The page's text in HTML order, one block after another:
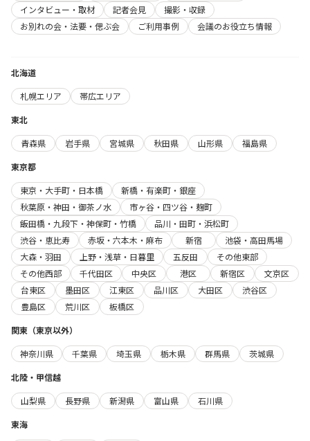
インタビュー・取材
記者会見
撮影・収録
お別れの会・法要・偲ぶ会
ご利用事例 会議のお役立ち情報
北海道
札幌エリア
帯広エリア
東北
青森県
岩手県 宮城県 秋田県 山形県
福島県
東京都
東京・大手町・日本橋
新橋・有楽町・銀座
秋葉原・神田・御茶ノ水
市ヶ谷・四ツ谷・麹町
飯田橋・九段下・神保町・竹橋
品川・田町・浜松町
渋谷・恵比寿
赤坂・六本木・麻布 新宿
池袋・高田馬場
大森・羽田
上野・浅草・日暮里 五反田
その他東部
その他西部
千代田区 中央区 港区 新宿区
文京区
台東区
墨田区 江東区 品川区 大田区
渋谷区
豊島区
荒川区
板橋区
関東（東京以外）
神奈川県
千葉県 埼玉県 栃木県 群馬県
茨城県
北陸・甲信越
山梨県
長野県 新潟県 富山県
石川県
東海